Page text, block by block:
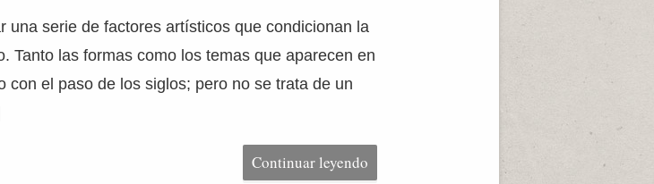
una serie de factores artísticos que condicionan la
Tanto las formas como los temas que aparecen en
con el paso de los siglos; pero no se trata de un
Continuar leyendo